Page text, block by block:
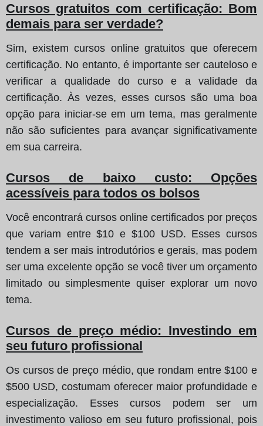
Cursos gratuitos com certificação: Bom
demais para ser verdade?
Sim, existem cursos online gratuitos que oferecem
certificação. No entanto, é importante ser cauteloso e
verificar a qualidade do curso e a validade da
certificação. Às vezes, esses cursos são uma boa
opção para iniciar-se em um tema, mas geralmente
não são suficientes para avançar significativamente
em sua carreira.
Cursos de baixo custo: Opções
acessíveis para todos os bolsos
Você encontrará cursos online certificados por preços
que variam entre $10 e $100 USD. Esses cursos
tendem a ser mais introdutórios e gerais, mas podem
ser uma excelente opção se você tiver um orçamento
limitado ou simplesmente quiser explorar um novo
tema.
Cursos de preço médio: Investindo em
seu futuro profissional
Os cursos de preço médio, que rondam entre $100 e
$500 USD, costumam oferecer maior profundidade e
especialização. Esses cursos podem ser um
investimento valioso em seu futuro profissional, pois